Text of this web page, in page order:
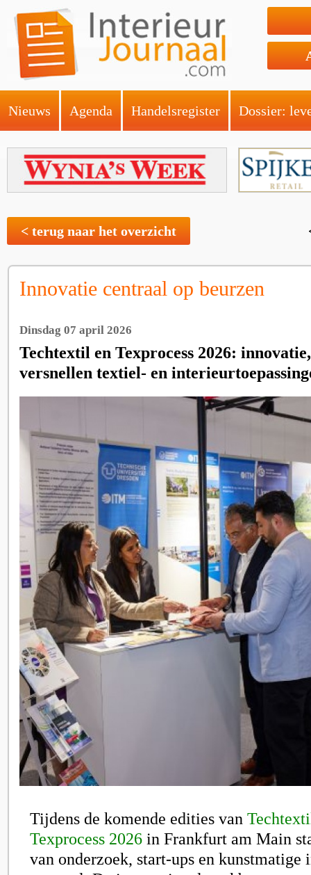
Nieuws Agenda Handelsregister Dossier:
< terug naar het overzicht
Innovatie centraal op beurzen
Dinsdag 07 april 2026
Techtextil en Texprocess 2026:
versnellen textiel- en
Tijdens de komende edities van
Texprocess 2026 in Frankfurt am Main
van onderzoek, start-ups en